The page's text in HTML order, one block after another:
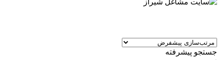
جستجو پیشرفته